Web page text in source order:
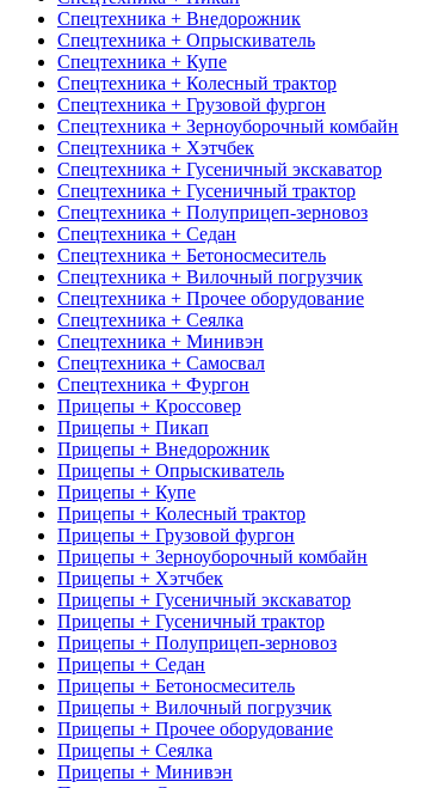
Спецтехника + Внедорожник
Спецтехника + Опрыскиватель
Спецтехника + Купе
Спецтехника + Колесный трактор
Спецтехника + Грузовой фургон
Спецтехника + Зерноуборочный комбайн
Спецтехника + Хэтчбек
Спецтехника + Гусеничный экскаватор
Спецтехника + Гусеничный трактор
Спецтехника + Полуприцеп-зерновоз
Спецтехника + Седан
Спецтехника + Бетоносмеситель
Спецтехника + Вилочный погрузчик
Спецтехника + Прочее оборудование
Спецтехника + Сеялка
Спецтехника + Минивэн
Спецтехника + Самосвал
Спецтехника + Фургон
Прицепы + Кроссовер
Прицепы + Пикап
Прицепы + Внедорожник
Прицепы + Опрыскиватель
Прицепы + Купе
Прицепы + Колесный трактор
Прицепы + Грузовой фургон
Прицепы + Зерноуборочный комбайн
Прицепы + Хэтчбек
Прицепы + Гусеничный экскаватор
Прицепы + Гусеничный трактор
Прицепы + Полуприцеп-зерновоз
Прицепы + Седан
Прицепы + Бетоносмеситель
Прицепы + Вилочный погрузчик
Прицепы + Прочее оборудование
Прицепы + Сеялка
Прицепы + Минивэн